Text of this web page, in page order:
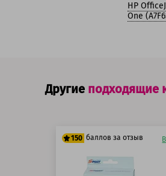
HP
One
Другие подходящие
150 баллов за отзыв
125 баллов